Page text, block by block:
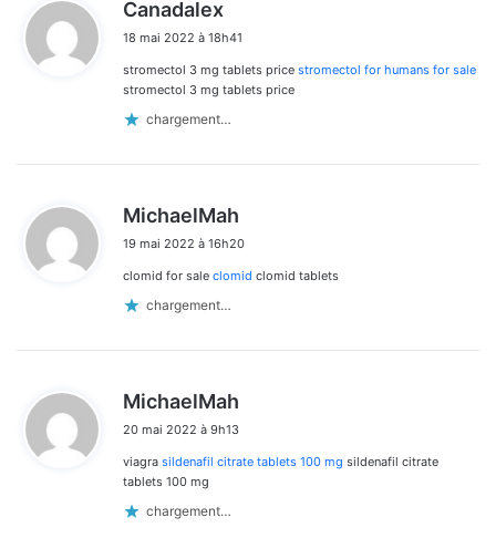
Canadalex
t
:
18 mai 2022 à 18h41
stromectol 3 mg tablets price stromectol for humans for sale
stromectol 3 mg tablets price
chargement…
MichaelMah
t
19 mai 2022 à 16h20
clomid for sale clomid clomid tablets
chargement…
MichaelMah
20 mai 2022 à 9h13
viagra sildenafil citrate tablets 100 mg sildenafil citrate
tablets 100 mg
chargement…